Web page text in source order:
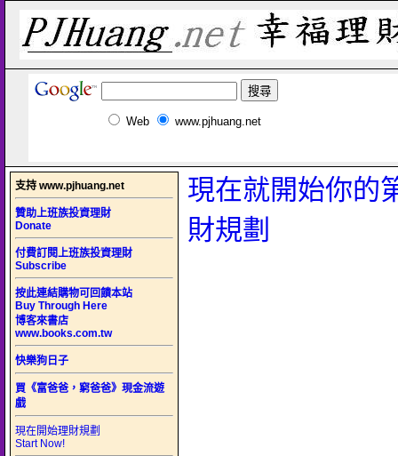
Web www.pjhuang.net
支持 www.pjhuang.net
贊助上班族投資理財
Donate
付費訂閱上班族投資理財
Subscribe
按此連結購物可回饋本站
Buy Through Here
博客來書店
www.books.com.tw
快樂狗日子
買《富爸爸，窮爸爸》現金流遊
戲
現在開始理財規劃
Start Now!
現在就開始你的
財規劃